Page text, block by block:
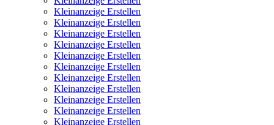
Kleinanzeige Erstellen
Kleinanzeige Erstellen
Kleinanzeige Erstellen
Kleinanzeige Erstellen
Kleinanzeige Erstellen
Kleinanzeige Erstellen
Kleinanzeige Erstellen
Kleinanzeige Erstellen
Kleinanzeige Erstellen
Kleinanzeige Erstellen
Kleinanzeige Erstellen